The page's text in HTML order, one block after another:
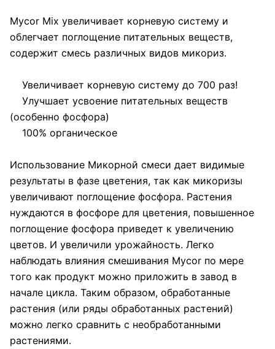
Mycor Mix увеличивает корневую систему и
облегчает поглощение питательных веществ,
содержит смесь различных видов микориз.
Увеличивает корневую систему до 700 раз!
Улучшает усвоение питательных веществ
(особенно фосфора)
100% органическое
Использование Микорной смеси дает видимые
результаты в фазе цветения, так как микоризы
увеличивают поглощение фосфора. Растения
нуждаются в фосфоре для цветения, повышенное
поглощение фосфора приведет к увеличению
цветов. И увеличили урожайность. Легко
наблюдать влияния смешивания Mycor по мере
того как продукт можно приложить в завод в
начале цикла. Таким образом, обработанные
растения (или ряды обработанных растений)
можно легко сравнить с необработанными
растениями.